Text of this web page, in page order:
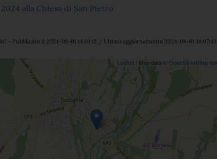
alla Chiesa di San Pietro
- Pubblicato il 2024-08-01 14:01:12 / Ultimo aggiornamento 2024-08-01 14:07:43
Leaflet | Map data © OpenStreetMap